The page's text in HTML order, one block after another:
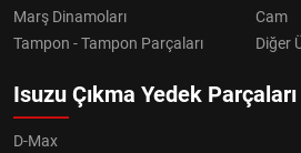
Marş Dinamoları
Cam
Tampon - Tampon Parçaları
Diğer
Isuzu Çıkma Yedek Parçaları
D-Max